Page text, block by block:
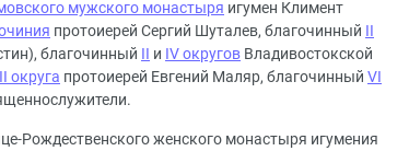
мужского монастыря игумен Климент
протоиерей Сергий Шуталев, благочинный II
благочинный II и IV округов Владивостокской
округа протоиерей Евгений Маляр, благочинный VI
Рождественского женского монастыря игумения